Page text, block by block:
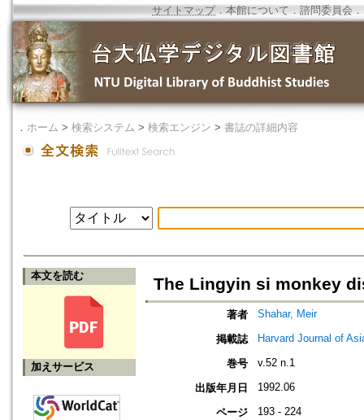
サイトマップ．本館について ． 諮問委員会 ．
． ホーム > 検索システム > 検索エンジン > 書誌の詳細内容
本文を読む
加えサービス
The Lingyin si monkey
著者 Shahar, Meir
掲載誌 Harvard Journal of
巻号 v.52 n.1
出版年月日 1992.06
ページ 193 - 224